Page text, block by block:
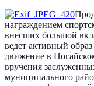
награждением
внесших большой
ведет активный
движение в
вручения
муниципального